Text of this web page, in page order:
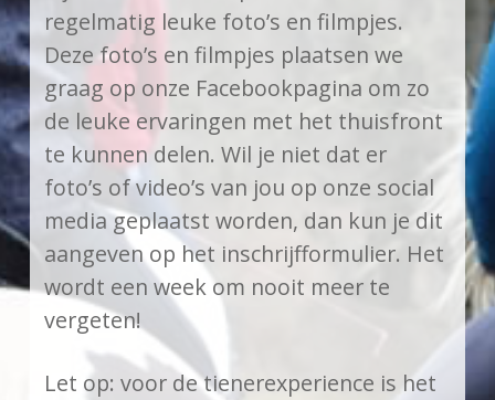
regelmatig leuke foto’s en filmpjes.
Deze foto’s en filmpjes plaatsen we
graag op onze Facebookpagina om zo
de leuke ervaringen met het thuisfront
te kunnen delen. Wil je niet dat er
foto’s of video’s van jou op onze social
media geplaatst worden, dan kun je dit
aangeven op het inschrijfformulier. Het
wordt een week om nooit meer te
vergeten!
Let op: voor de tienerexperience is het